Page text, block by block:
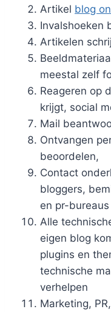
Artikel blog
Invalshoeken
Artikelen
meestal zelf
Reageren op
krijgt, social
Mail
Ontvangen
beoordelen,
Contact
bloggers,
en pr-bureaus
Alle
eigen blog
plugins en
technische
verhelpen
Marketing,